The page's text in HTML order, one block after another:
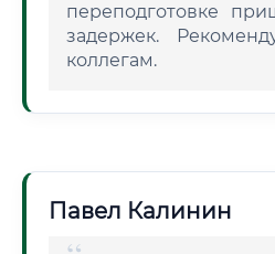
переподготовке
задержек.
коллегам.
Павел Калинин